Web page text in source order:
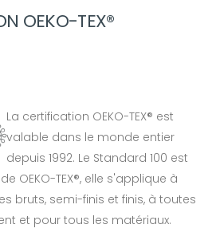
OEKO-TEX®
La certification OEKO-TEX® est
valable dans le monde entier
depuis 1992. Le Standard 100 est
OEKO-TEX®, elle s'applique à
bruts, semi-finis et finis, à toutes
et pour tous les matériaux.